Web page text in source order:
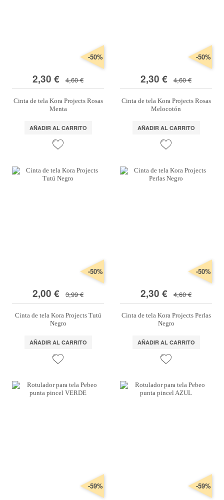
2,30 € 4,60 €
-50%
Cinta de tela Kora Projects Rosas
Menta
AÑADIR AL CARRITO
2,30 € 4,60 €
-50%
Cinta de tela Kora Projects Rosas
Melocotón
AÑADIR AL CARRITO
2,00 € 3,99 €
-50%
Cinta de tela Kora Projects Tutú
Negro
AÑADIR AL CARRITO
2,30 € 4,60 €
-50%
Cinta de tela Kora Projects Perlas
Negro
AÑADIR AL CARRITO
-59% -59%